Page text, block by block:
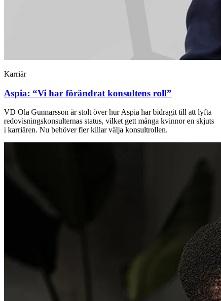
Karriär
Aspia: “Vi har förändrat konsultens roll”
VD Ola Gunnarsson är stolt över hur Aspia har bidragit till att lyfta
redovisningskonsulternas status, vilket gett många kvinnor en skjuts
i karriären. Nu behöver fler killar välja konsultrollen.